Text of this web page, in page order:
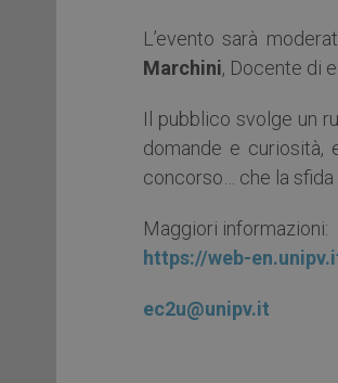
L’evento sarà
Marchini, Docente di
Il pubblico svolge un
domande e curiosità,
concorso… che la sfida
Maggiori informazioni:
https://web-
ec2u@unipv.it